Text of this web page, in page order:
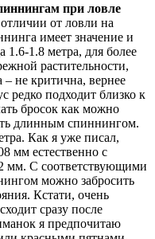
при ловле
от ловли на
имеет значение и
1.6-1.8 метра, для более
растительности,
не критична, вернее
редко подходит близко к
бросок как можно
длинным спиннингом.
Как я уже писал,
мм естественно с
мм. С соответствующими
можно забросить
Кстати, очень
сразу после
я предпочитаю